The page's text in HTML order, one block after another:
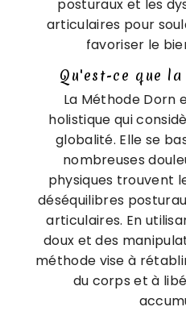
posturaux et les
articulaires pour
favoriser le
Qu'est-ce que
La Méthode Dorn
holistique qui
globalité. Elle se
nombreuses
physiques trouvent
déséquilibres
articulaires. En
doux et des
méthode vise à
du corps et à